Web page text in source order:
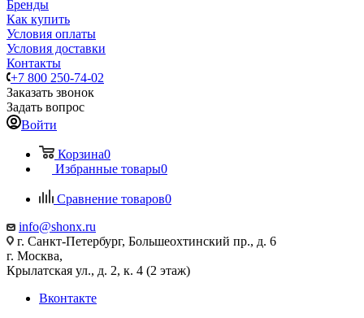
Бренды
Как купить
Условия оплаты
Условия доставки
Контакты
+7 800 250-74-02
Заказать звонок
Задать вопрос
Войти
Корзина0
Избранные товары0
Сравнение товаров0
info@shonx.ru
г. Санкт-Петербург, Большеохтинский пр., д. 6
г. Москва,
Крылатская ул., д. 2, к. 4 (2 этаж)
Вконтакте